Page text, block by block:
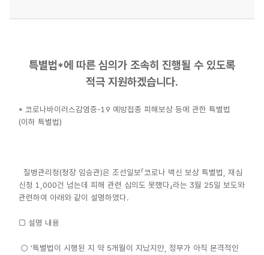
특별법*에 따른 심의가 조속히 진행될 수 있도록
적극 지원하겠습니다.
* 코로나바이러스감염증-19 예방접종 피해보상 등에 관한 특별법
(이하 특별법)
질병관리청(청장 임승관)은 조선일보「코로나 백신 보상 특별법, 재심
신청 1,000건 넘는데 피해 관련 심의도 못했다」라는 3월 25일 보도와
관련하여 아래와 같이 설명하였다.
□ 설명 내용
○ ‘특별법이 시행된 지 약 5개월이 지났지만, 정부가 아직 본격적인